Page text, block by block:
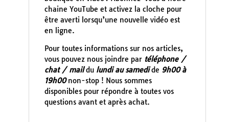
chaine YouTube et activez la cloche pour
être averti lorsqu’une nouvelle vidéo est
en ligne.
Pour toutes informations sur nos articles,
vous pouvez nous joindre par téléphone /
chat / maildu lundi au samedide 9h00 à
19h00non-stop ! Nous sommes
disponibles pour répondre à toutes vos
questions avant et après achat.